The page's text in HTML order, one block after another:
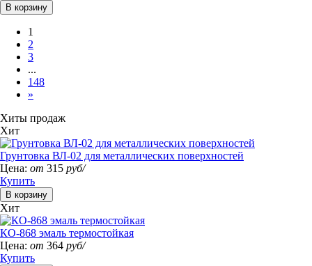
1
2
3
...
148
»
Хиты продаж
Хит
Грунтовка ВЛ-02 для металлических поверхностей
Цена: от 315 руб/
Купить
Хит
КО-868 эмаль термостойкая
Цена: от 364 руб/
Купить